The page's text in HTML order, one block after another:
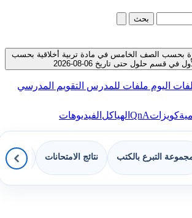
بحث
بحسب الصف الخامس في مادة تربية أخلاقية بحسب
في قسم حلول حتى تاريخ 06-08-2026
اليوم ملفات للمدرس التقويم المدرسي
كويزاتQnAالهياكلالفيديوهات
التبرع بالكتب نتائج الامتحانات